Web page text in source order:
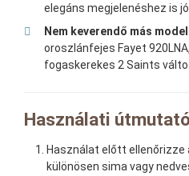
elegáns megjelenéshez is
Nem keverendő más
oroszlánfejes Fayet
fogaskerekes 2 Saints
Használati
Használat előtt ellenőrizze
különösen sima vagy